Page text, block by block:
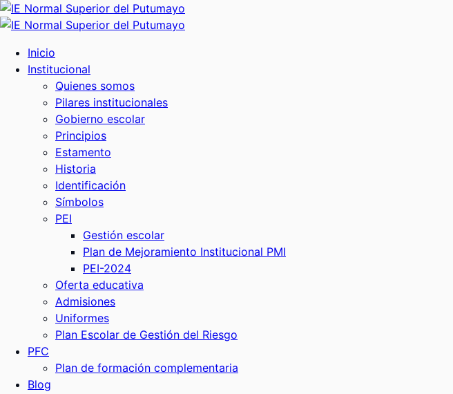
Inicio
Institucional
Quienes somos
Pilares institucionales
Gobierno escolar
Principios
Estamento
Historia
Identificación
Símbolos
PEI
Gestión escolar
Plan de Mejoramiento Institucional PMI
PEI-2024
Oferta educativa
Admisiones
Uniformes
Plan Escolar de Gestión del Riesgo
PFC
Plan de formación complementaria
Blog